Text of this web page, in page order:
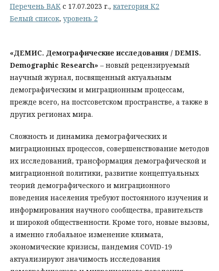
Перечень ВАК с 17.07.2023 г., категория К2
Белый список, уровень 2
«ДЕМИС. Демографические исследования / DEMIS.
Demographic Research» – новый рецензируемый
научный журнал, посвященный актуальным
демографическим и миграционным процессам,
прежде всего, на постсоветском пространстве, а также в
других регионах мира.
Сложность и динамика демографических и
миграционных процессов, совершенствование методов
их исследований, трансформация демографической и
миграционной политики, развитие концептуальных
теорий демографического и миграционного
поведения населения требуют постоянного изучения и
информирования научного сообщества, правительств
и широкой общественности. Кроме того, новые вызовы,
а именно глобальное изменение климата,
экономические кризисы, пандемия COVID-19
актуализируют значимость исследования